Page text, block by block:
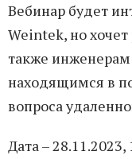
Вебинар будет
Weintek, но
также
находящимся в
вопроса
Дата – 28.11.2023,